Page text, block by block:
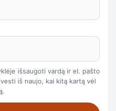
išsaugoti vardą ir el. pašto
iš naujo, kai kitą kartą vėl